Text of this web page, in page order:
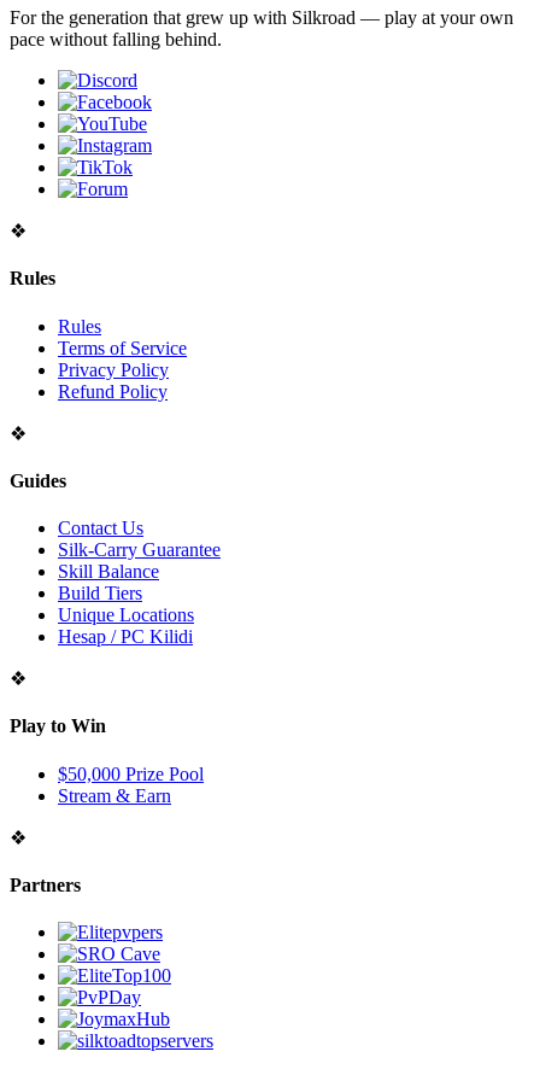
For the generation that grew up with Silkroad — play at your own
pace without falling behind.
❖
Rules
Rules
Terms of Service
Privacy Policy
Refund Policy
❖
Guides
Contact Us
Silk-Carry Guarantee
Skill Balance
Build Tiers
Unique Locations
Hesap / PC Kilidi
❖
Play to Win
$50,000 Prize Pool
Stream & Earn
❖
Partners